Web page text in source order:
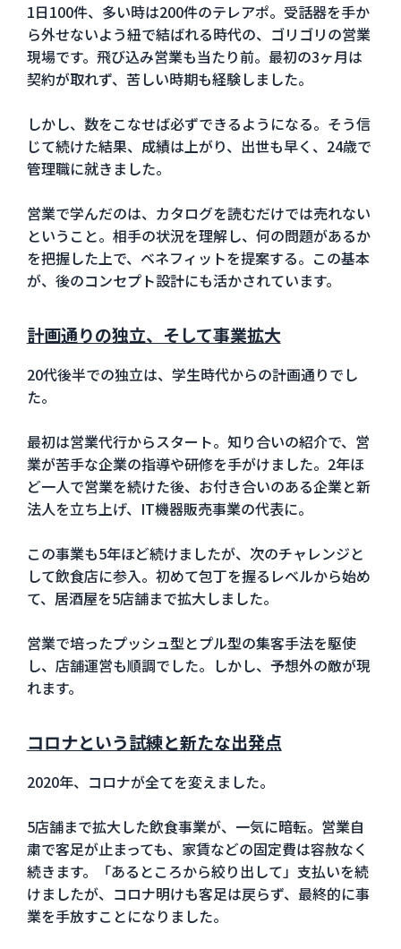
1日100件、多い時は200件のテレアポ。受話器を手か
ら外せないよう紐で結ばれる時代の、ゴリゴリの営業
現場です。飛び込み営業も当たり前。最初の3ヶ月は
契約が取れず、苦しい時期も経験しました。
しかし、数をこなせば必ずできるようになる。そう信
じて続けた結果、成績は上がり、出世も早く、24歳で
管理職に就きました。
営業で学んだのは、カタログを読むだけでは売れない
ということ。相手の状況を理解し、何の問題があるか
を把握した上で、ベネフィットを提案する。この基本
が、後のコンセプト設計にも活かされています。
計画通りの独立、そして事業拡大
20代後半での独立は、学生時代からの計画通りでし
た。
最初は営業代行からスタート。知り合いの紹介で、営
業が苦手な企業の指導や研修を手がけました。2年ほ
ど一人で営業を続けた後、お付き合いのある企業と新
法人を立ち上げ、IT機器販売事業の代表に。
この事業も5年ほど続けましたが、次のチャレンジと
して飲食店に参入。初めて包丁を握るレベルから始め
て、居酒屋を5店舗まで拡大しました。
営業で培ったプッシュ型とプル型の集客手法を駆使
し、店舗運営も順調でした。しかし、予想外の敵が現
れます。
コロナという試練と新たな出発点
2020年、コロナが全てを変えました。
5店舗まで拡大した飲食事業が、一気に暗転。営業自
粛で客足が止まっても、家賃などの固定費は容赦なく
続きます。「あるところから絞り出して」支払いを続
けましたが、コロナ明けも客足は戻らず、最終的に事
業を手放すことになりました。